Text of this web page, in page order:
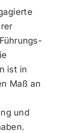
ist in
Maß an
und